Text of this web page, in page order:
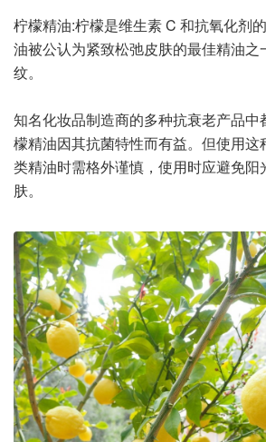
柠檬精油:柠檬是维生素 C 和抗氧化剂
油被公认为紧致松弛皮肤的最佳精油之
纹。
知名化妆品制造商的多种抗衰老产品
檬精油因其抗菌特性而有益。但使用这
类精油时需格外谨慎，使用时应避免阳
肤。